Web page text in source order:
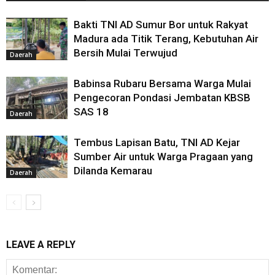
Daerah
Bakti TNI AD Sumur Bor untuk Rakyat
Madura ada Titik Terang, Kebutuhan Air
Bersih Mulai Terwujud
Daerah
Babinsa Rubaru Bersama Warga Mulai
Pengecoran Pondasi Jembatan KBSB
SAS 18
Daerah
Tembus Lapisan Batu, TNI AD Kejar
Sumber Air untuk Warga Pragaan yang
Dilanda Kemarau
LEAVE A REPLY